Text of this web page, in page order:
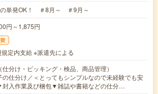
の単発OK！ ＃8月～ ＃9月～
円～1,875円
定内支給 ※派遣先による
仕分け・ピッキング・検品、商品管理）
の仕分け／＜とってもシンプルなので未経験でも安
入作業及び梱包▼雑誌や書籍などの仕分…